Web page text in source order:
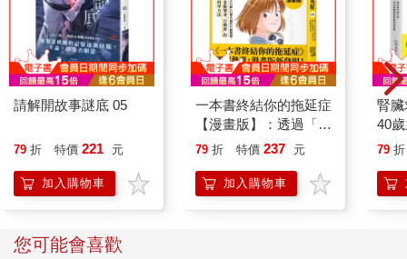
請解開故事謎底 05
79 折 特價 221 元
加入購物車
一本書終結你的拖延症
【漫畫版】：透過「小
行動」打開大腦的行動
「行動派」的37個科
學方法
79 折 特價 237 元
加入購物車
腎
40
就
79 折
您可能會喜歡